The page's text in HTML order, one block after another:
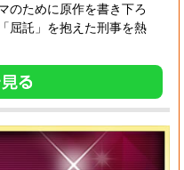
のために原作を書き下ろ
屈託」を抱えた刑事を熱